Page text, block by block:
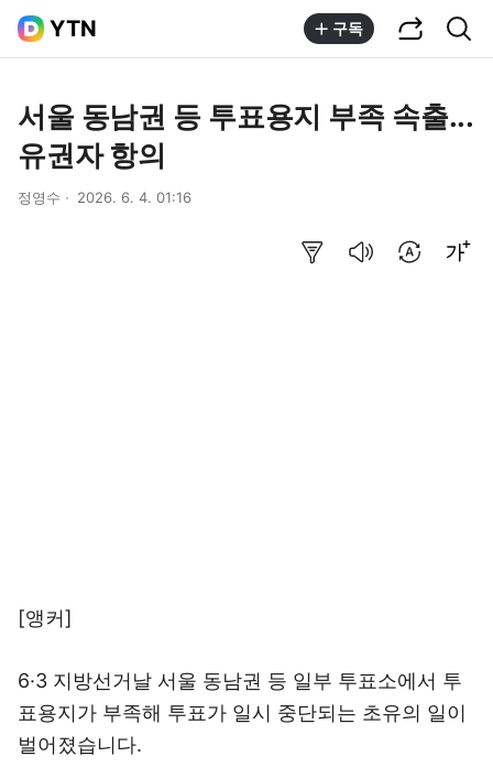
YTN 구독
서울 동남권 등 투표용지 부족 속출...
유권자 항의
정영수 2026. 6. 4. 01:16
[앵커]
6·3 지방선거날 서울 동남권 등 일부 투표소에서 투
표용지가 부족해 투표가 일시 중단되는 초유의 일이
벌어졌습니다.